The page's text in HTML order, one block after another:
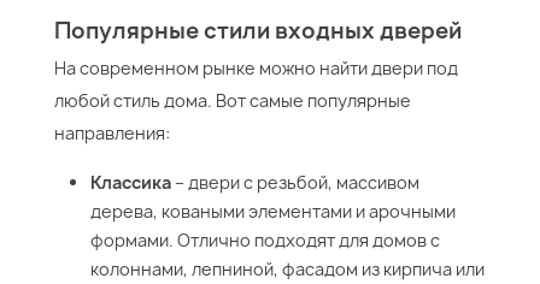
Популярные стили входных дверей
На современном рынке можно найти двери под
любой стиль дома. Вот самые популярные
направления:
Классика – двери с резьбой, массивом
дерева, коваными элементами и арочными
формами. Отлично подходят для домов с
колоннами, лепниной, фасадом из кирпича или